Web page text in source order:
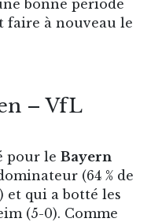
bonne période
faire à nouveau le
– VfL
pour le Bayern
(64 % de
et qui a botté les
(5-0). Comme